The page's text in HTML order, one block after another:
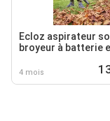
Ecloz aspirateur
broyeur à batterie
4 mois